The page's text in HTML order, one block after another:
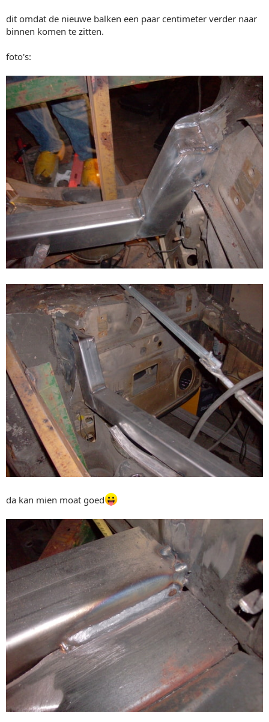
dit omdat de nieuwe balken een paar centimeter verder naar
binnen komen te zitten.
foto's:
da kan mien moat goed